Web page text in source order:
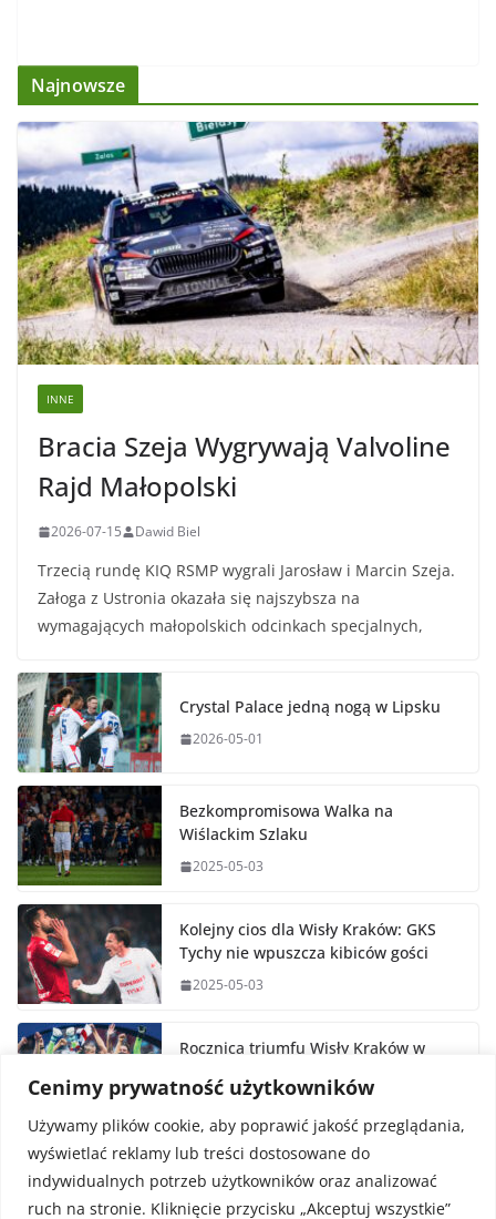
Cenimy prywatność użytkowników
Używamy plików cookie, aby poprawić jakość przeglądania,
wyświetlać reklamy lub treści dostosowane do
indywidualnych potrzeb użytkowników oraz analizować
ruch na stronie. Kliknięcie przycisku „Akceptuj wszystkie”
Najnowsze
INNE
Bracia Szeja Wygrywają Valvoline
Rajd Małopolski
2026-07-15 Dawid Biel
Trzecią rundę KIQ RSMP wygrali Jarosław i Marcin Szeja.
Załoga z Ustronia okazała się najszybsza na
wymagających małopolskich odcinkach specjalnych,
Crystal Palace jedną nogą w Lipsku
2026-05-01
Bezkompromisowa Walka na
Wiślackim Szlaku
2025-05-03
Kolejny cios dla Wisły Kraków: GKS
Tychy nie wpuszcza kibiców gości
2025-05-03
Rocznica triumfu Wisły Kraków w
2025-05-02